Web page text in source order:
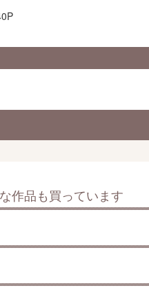
作品も買っています